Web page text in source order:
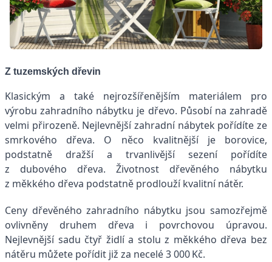
Z tuzemských dřevin
Klasickým a také nejrozšířenějším materiálem pro
výrobu zahradního nábytku je dřevo. Působí na zahradě
velmi přirozeně. Nejlevnější zahradní nábytek pořídíte ze
smrkového dřeva. O něco kvalitnější je borovice,
podstatně dražší a trvanlivější sezení pořídíte
z dubového dřeva. Životnost dřevěného nábytku
z měkkého dřeva podstatně prodlouží kvalitní nátěr.
Ceny dřevěného zahradního nábytku jsou samozřejmě
ovlivněny druhem dřeva i povrchovou úpravou.
Nejlevnější sadu čtyř židlí a stolu z měkkého dřeva bez
nátěru můžete pořídit již za necelé 3 000 Kč.